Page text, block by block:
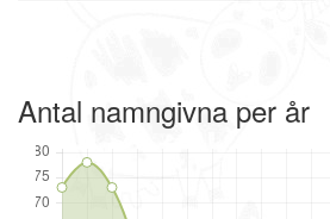
Antal namngivna per år